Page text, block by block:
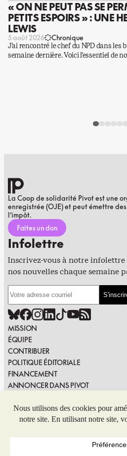
« ON NE PEUT PAS SE
PETITS ESPOIRS » : UNE
LEWIS
5 août 2026 Chronique
J’ai rencontré le chef du NPD dans les
semaine dernière. Voici l’essentiel de
La Coop de solidarité Pivot est une
enregistrée (OJE) et peut émettre
l’impôt.
Faites un don
Infolettre
Inscrivez-vous à notre
nos nouvelles chaque semaine
MISSION
ÉQUIPE
CONTRIBUER
POLITIQUE ÉDITORIALE
FINANCEMENT
ANNONCER DANS PIVOT
SIGNALER UNE ERREUR
NOUS JOINDRE